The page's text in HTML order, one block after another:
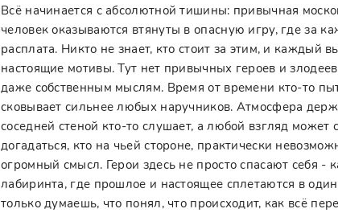
Всё начинается с абсолютной тишины: привычная
человек оказываются втянуты в опасную игру, где за
расплата. Никто не знает, кто стоит за этим, и каждый
настоящие мотивы. Тут нет привычных героев и
даже собственным мыслям. Время от времени кто-то
сковывает сильнее любых наручников. Атмосфера
соседней стеной кто-то слушает, а любой взгляд может
догадаться, кто на чьей стороне, практически
огромный смысл. Герои здесь не просто спасают себя
лабиринта, где прошлое и настоящее сплетаются в
только думаешь, что понял, что происходит, как всё